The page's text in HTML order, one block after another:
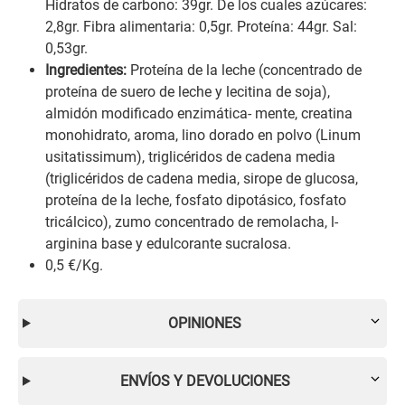
Hidratos de carbono: 39gr. De los cuales azúcares:
2,8gr. Fibra alimentaria: 0,5gr. Proteína: 44gr. Sal:
0,53gr.
Ingredientes: Proteína de la leche (concentrado de
proteína de suero de leche y lecitina de soja),
almidón modificado enzimática- mente, creatina
monohidrato, aroma, lino dorado en polvo (Linum
usitatissimum), triglicéridos de cadena media
(triglicéridos de cadena media, sirope de glucosa,
proteína de la leche, fosfato dipotásico, fosfato
tricálcico), zumo concentrado de remolacha, l-
arginina base y edulcorante sucralosa.
0,5 €/Kg.
OPINIONES
ENVÍOS Y DEVOLUCIONES